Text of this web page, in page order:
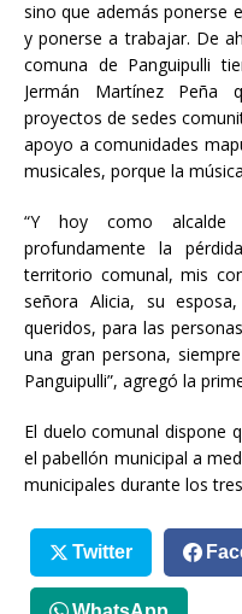
sino que además ponerse
y ponerse a trabajar. De
comuna de Panguipulli
Jermán Martínez Peña
proyectos de sedes
apoyo a comunidades
musicales, porque la
“Y hoy como alcalde
profundamente la
territorio comunal, mis
señora Alicia, su
queridos, para las
una gran persona,
Panguipulli”, agregó la
El duelo comunal dispone
el pabellón municipal a
municipales durante los
Twitter